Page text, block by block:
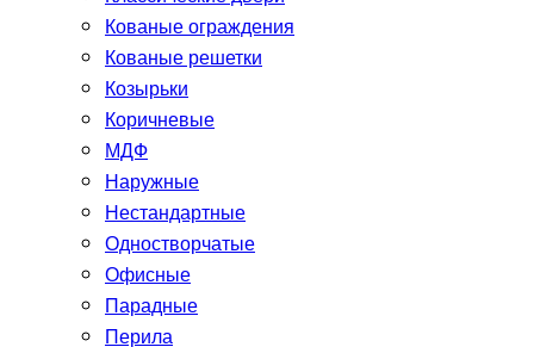
Кованые ограждения
Кованые решетки
Козырьки
Коричневые
МДФ
Наружные
Нестандартные
Одностворчатые
Офисные
Парадные
Перила